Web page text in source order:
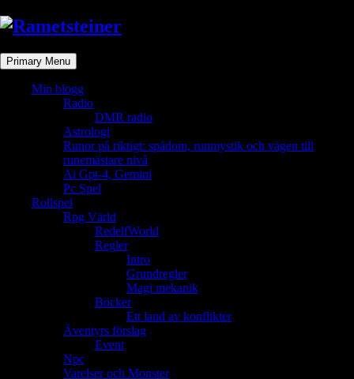
Skip
content
Primary Menu
Min blogg
Radio
DMR radio
Astrologi
Runor på riktigt: spådom, runmystik och vägen till
runemästare nivå
Ai Gpt-4, Gemini
Pc Spel
Rollspel
Rpg Värld
RedelfWorld
Regler
Intro
Grundregler
Magi mekanik
Böcker
Ett land av konflikter
Äventyrs förslag
Event
Npc
Varelser och Monster